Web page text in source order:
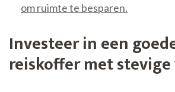
om ruimte te besparen.
Investeer in een
reiskoffer met